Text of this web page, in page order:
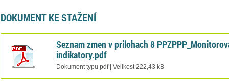
DOKUMENT KE STAŽENÍ
Seznam zmen v prilohach 8
indikatory.pdf
Dokument typu pdf | Velikost 222,43 kB